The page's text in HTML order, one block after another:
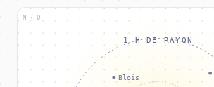
Blois
— 1 H DE RAYON —
N · O